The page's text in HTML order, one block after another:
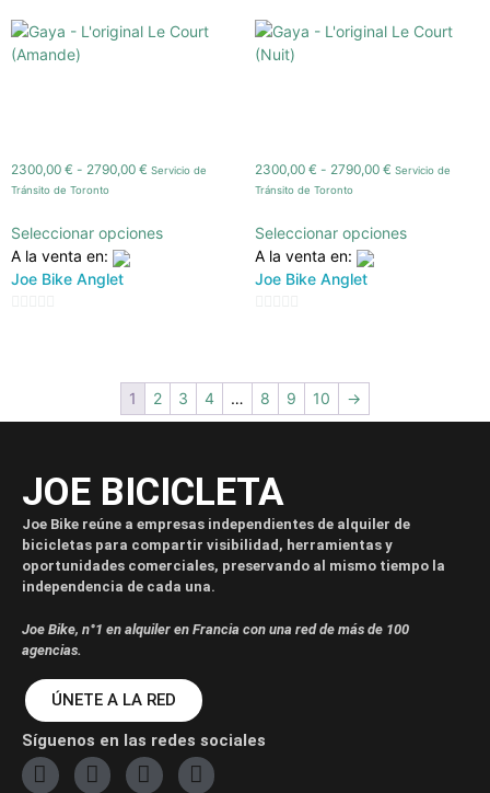
5
2300,00 € - 2790,00 € Servicio de
Tránsito de Toronto
Seleccionar opciones
A la venta en:
Joe Bike Anglet
2300,00 € - 2790,00 € Servicio de
Tránsito de Toronto
Seleccionar opciones
A la venta en:
Joe Bike Anglet
1 2 3 4 … 8 9 10 →
JOE BICICLETA
Joe Bike reúne a empresas independientes de alquiler de
bicicletas para compartir visibilidad, herramientas y
oportunidades comerciales, preservando al mismo tiempo la
independencia de cada una.
Joe Bike, n°1 en alquiler en Francia con una red de más de 100
agencias.
ÚNETE A LA RED
Síguenos en las redes sociales